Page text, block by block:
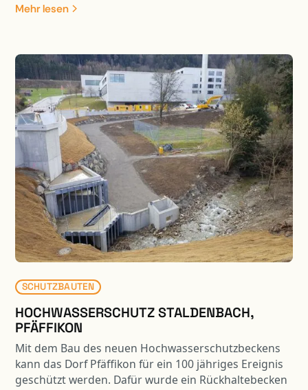
normkonforme Strassenführung erreicht werden.
Verhältnis zu bringen. Durch die Trasseverbreiterung
ergaben sich auf der Hangseite Stützmauern,
Felsabträge und Hangstabilisierungsmassnahmen.
Die diversen Stützbauwerke sind teilweise auf Pfählen
fundiert.
Mehr lesen
SCHUTZBAUTEN
HOCHWASSERSCHUTZ STALDENBACH,
PFÄFFIKON
Mit dem Bau des neuen Hochwasserschutzbeckens
kann das Dorf Pfäffikon für ein 100 jähriges Ereignis
geschützt werden. Dafür wurde ein Rückhaltebecken